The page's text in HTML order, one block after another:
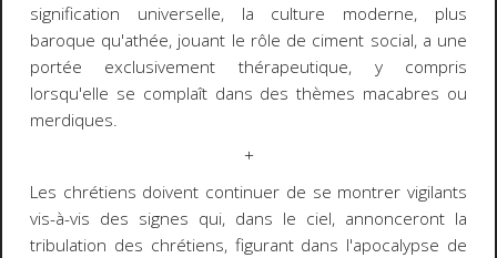
signification universelle, la culture moderne, plus
baroque qu'athée, jouant le rôle de ciment social, a une
portée exclusivement thérapeutique, y compris
lorsqu'elle se complaît dans des thèmes macabres ou
merdiques.
+
Les chrétiens doivent continuer de se montrer vigilants
vis-à-vis des signes qui, dans le ciel, annonceront la
tribulation des chrétiens, figurant dans l'apocalypse de